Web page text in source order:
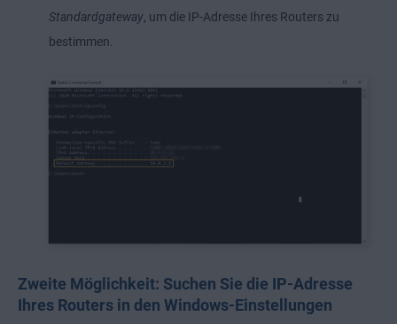
Standardgateway , um die IP-Adresse Ihres Routers zu
bestimmen.
Zweite Möglichkeit: Suchen Sie die IP-Adresse
Ihres Routers in den Windows-Einstellungen